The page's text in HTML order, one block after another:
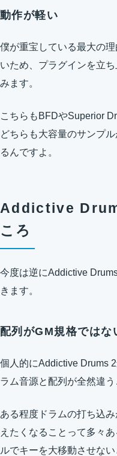
動作が軽い
僕が重宝している最大の
いため、プラグインを立
みます。
こちらもBFDやSuperior
どちらも大容量のサンプ
るんですよ。
Addictive
ころ
今度は逆にAddictive
きます。
配列がGM規格ではな
個人的にAddictive Drums
ラム音源と配列が全然違う
ある程度ドラムの打ち込
えたくなることって多々
ルでキーを大移動させない